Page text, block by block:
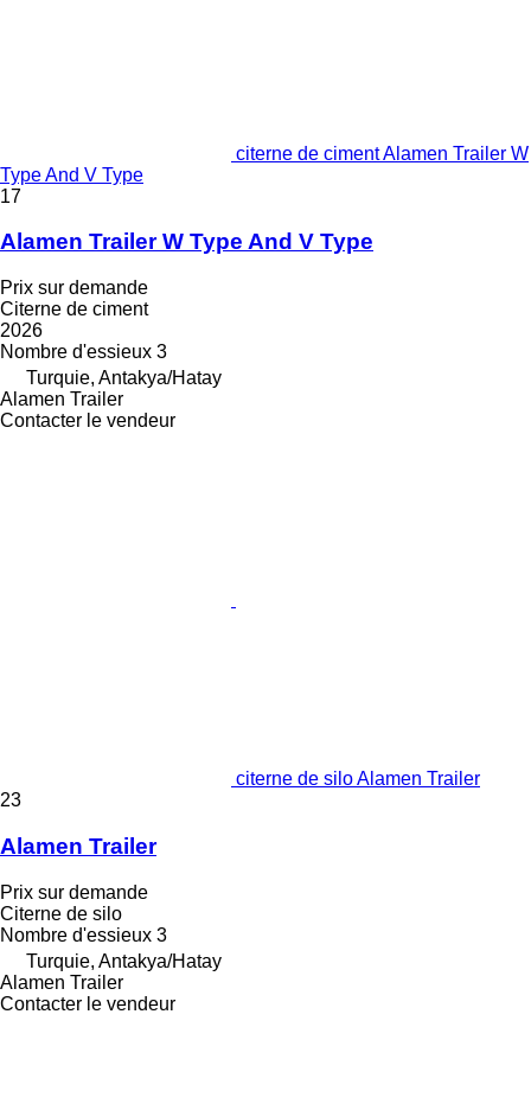
citerne de ciment Alamen Trailer W
Type And V Type
17
Alamen Trailer W Type And V Type
Prix sur demande
Citerne de ciment
2026
Nombre d'essieux 3
Turquie, Antakya/Hatay
Alamen Trailer
Contacter le vendeur
citerne de silo Alamen Trailer
23
Alamen Trailer
Prix sur demande
Citerne de silo
Nombre d'essieux 3
Turquie, Antakya/Hatay
Alamen Trailer
Contacter le vendeur